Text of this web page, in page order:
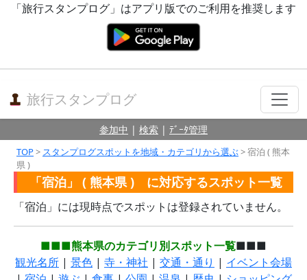
「旅行スタンプログ」はアプリ版でのご利用を推奨します
旅行スタンプログ
参加中 | 検索 | ﾃﾞｰﾀ管理
TOP> スタンプログスポットを地域・カテゴリから選ぶ> 宿泊 ( 熊本
県 )
「宿泊」 ( 熊本県 ) に対応するスポット一覧
「宿泊」には現時点でスポットは登録されていません。
■■■熊本県のカテゴリ別スポット一覧■■■
観光名所 | 景色 | 寺・神社 | 交通・通り | イベント会場